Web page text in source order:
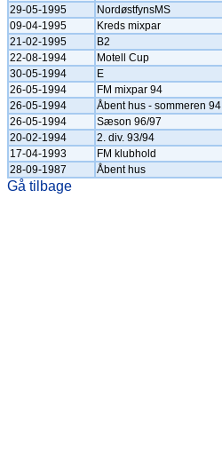
29-05-1995
NordøstfynsMS
09-04-1995
Kreds mixpar
21-02-1995
B2
22-08-1994
Motell Cup
30-05-1994
E
26-05-1994
FM mixpar 94
26-05-1994
Åbent hus - sommeren 94
26-05-1994
Sæson 96/97
20-02-1994
2. div. 93/94
17-04-1993
FM klubhold
28-09-1987
Åbent hus
Gå tilbage